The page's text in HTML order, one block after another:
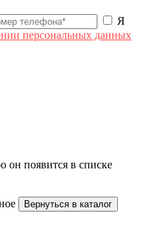
Я
персональных данных
он появится в списке
Вернуться в каталог